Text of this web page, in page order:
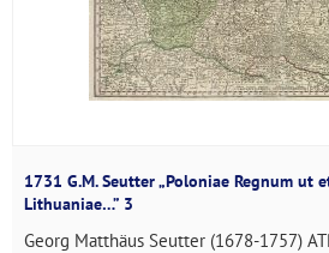
1731 G.M. Seutter „Poloniae Regnum ut
Lithuaniae…” 3
Georg Matthäus Seutter (1678-1757)